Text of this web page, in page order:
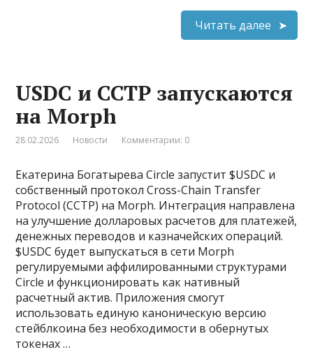
Читать далее
USDC и CCTP запускаются
на Morph
28.02.2026 Новости Комментарии: 0
Екатерина Богатырева Circle запустит $USDC и
собственный протокол Cross-Chain Transfer
Protocol (CCTP) на Morph. Интеграция направлена
на улучшение долларовых расчетов для платежей,
денежных переводов и казначейских операций.
$USDC будет выпускаться в сети Morph
регулируемыми аффилированными структурами
Circle и функционировать как нативный
расчетный актив. Приложения смогут
использовать единую каноническую версию
стейблкоина без необходимости в обернутых
токенах …